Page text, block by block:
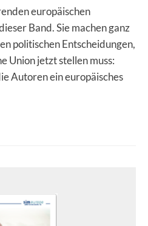
europäischen
Band. Sie machen ganz
politischen Entscheidungen,
Union jetzt stellen muss:
Autoren ein europäisches